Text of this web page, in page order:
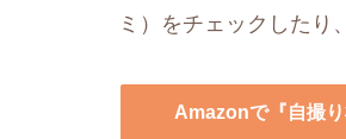
ミ）をチェックしたり
Amazonで『自撮